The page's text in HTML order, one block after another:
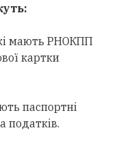
мають РНОКПП
картки
паспортні
податків.